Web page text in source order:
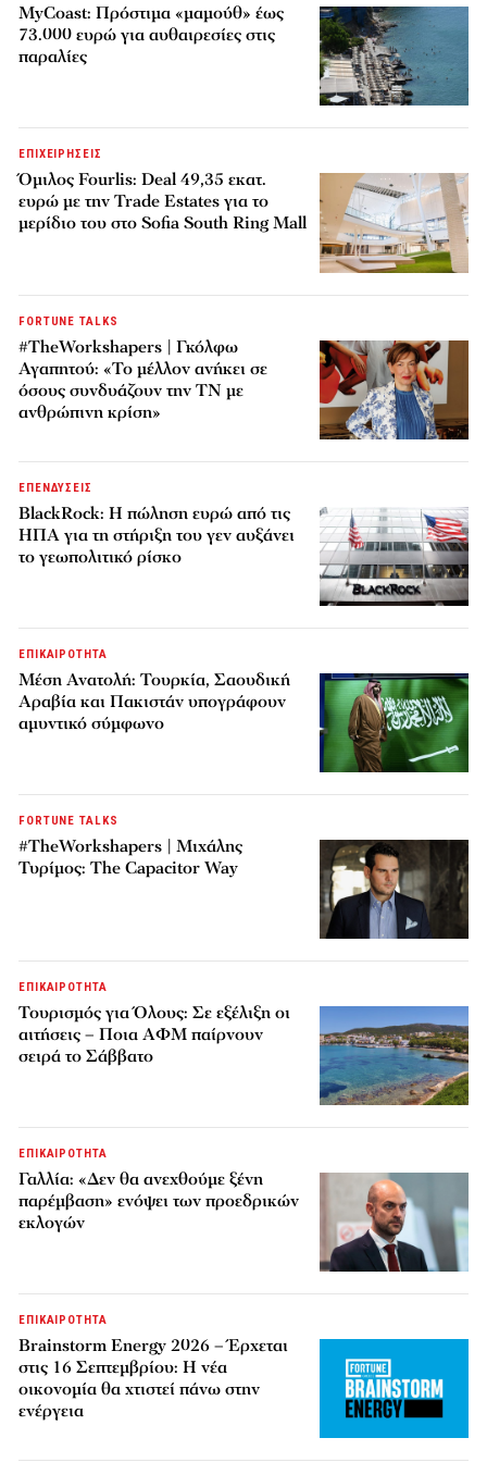
MyCoast: Πρόστιμα «μαμούθ» έως
73.000 ευρώ για αυθαιρεσίες στις
παραλίες
ΕΠΙΧΕΙΡΗΣΕΙΣ
Όμιλος Fourlis: Deal 49,35 εκατ.
ευρώ με την Trade Estates για το
μερίδιο του στο Sofia South Ring Mall
FORTUNE TALKS
#TheWorkshapers | Γκόλφω
Αγαπητού: «Το μέλλον ανήκει σε
όσους συνδυάζουν την ΤΝ με
ανθρώπινη κρίση»
ΕΠΕΝΔΥΣΕΙΣ
BlackRock: Η πώληση ευρώ από τις
ΗΠΑ για τη στήριξη του γεν αυξάνει
το γεωπολιτικό ρίσκο
ΕΠΙΚΑΙΡΟΤΗΤΑ
Μέση Ανατολή: Τουρκία, Σαουδική
Αραβία και Πακιστάν υπογράφουν
αμυντικό σύμφωνο
FORTUNE TALKS
#TheWorkshapers | Μιχάλης
Τυρίμος: The Capacitor Way
ΕΠΙΚΑΙΡΟΤΗΤΑ
Τουρισμός για Όλους: Σε εξέλιξη οι
αιτήσεις – Ποια ΑΦΜ παίρνουν
σειρά το Σάββατο
ΕΠΙΚΑΙΡΟΤΗΤΑ
Γαλλία: «Δεν θα ανεχθούμε ξένη
παρέμβαση» ενόψει των προεδρικών
εκλογών
ΕΠΙΚΑΙΡΟΤΗΤΑ
Brainstorm Energy 2026 – Έρχεται
στις 16 Σεπτεμβρίου: Η νέα
οικονομία θα χτιστεί πάνω στην
ενέργεια